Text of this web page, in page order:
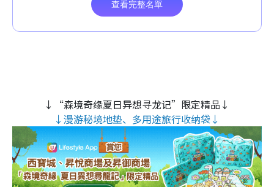
↓“森境奇缘夏日异想寻龙记”限定精品↓
↓漫游秘境地垫、多用途旅行收纳袋↓